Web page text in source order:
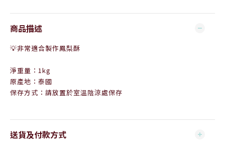
商品描述
💡非常適合製作鳳梨酥
淨重量：1kg
原產地：泰國
保存方式：請放置於室溫陰涼處保存
送貨及付款方式